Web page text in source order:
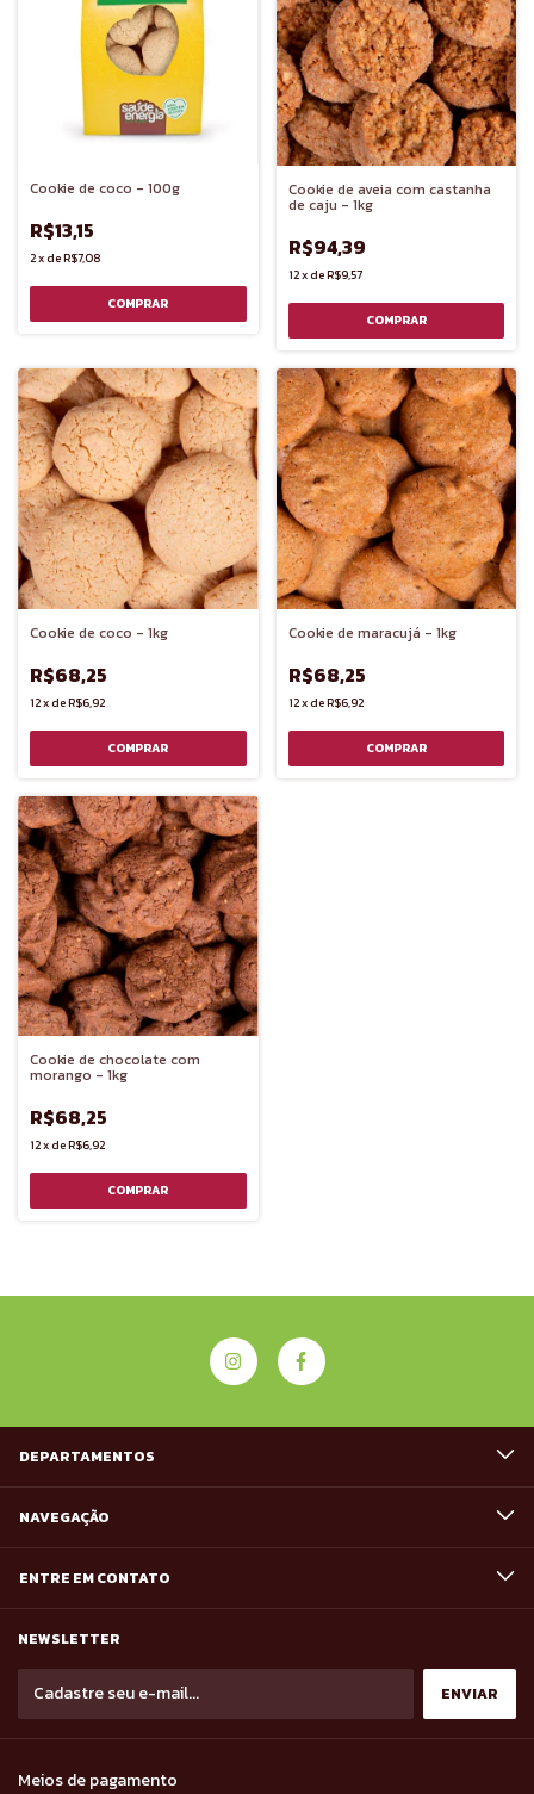
Cookie de coco - 100g
R$13,15
2xdeR$7,08
Cookie de aveia com castanha
de caju - 1kg
R$94,39
12xdeR$9,57
Cookie de coco - 1kg
R$68,25
12xdeR$6,92
Cookie de maracujá - 1kg
R$68,25
12xdeR$6,92
Cookie de chocolate com
morango - 1kg
R$68,25
12xdeR$6,92
DEPARTAMENTOS
NAVEGAÇÃO
ENTRE EM CONTATO
NEWSLETTER
Meios de pagamento